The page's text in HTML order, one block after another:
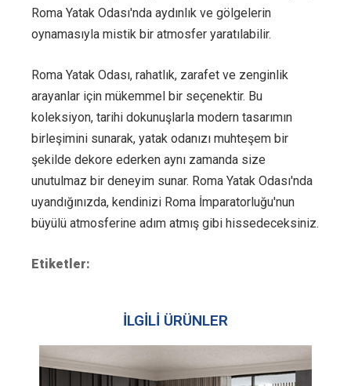
Roma Yatak Odası'nda aydınlık ve gölgelerin
oynamasıyla mistik bir atmosfer yaratılabilir.
Roma Yatak Odası, rahatlık, zarafet ve zenginlik
arayanlar için mükemmel bir seçenektir. Bu
koleksiyon, tarihi dokunuşlarla modern tasarımın
birleşimini sunarak, yatak odanızı muhteşem bir
şekilde dekore ederken aynı zamanda size
unutulmaz bir deneyim sunar. Roma Yatak Odası'nda
uyandığınızda, kendinizi Roma İmparatorluğu'nun
büyülü atmosferine adım atmış gibi hissedeceksiniz.
Etiketler:
İLGİLİ ÜRÜNLER